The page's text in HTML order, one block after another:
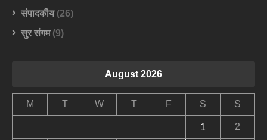
संपादकीय(26)
सुर संगम(9)
August 2026
M T W T F S S
1 2